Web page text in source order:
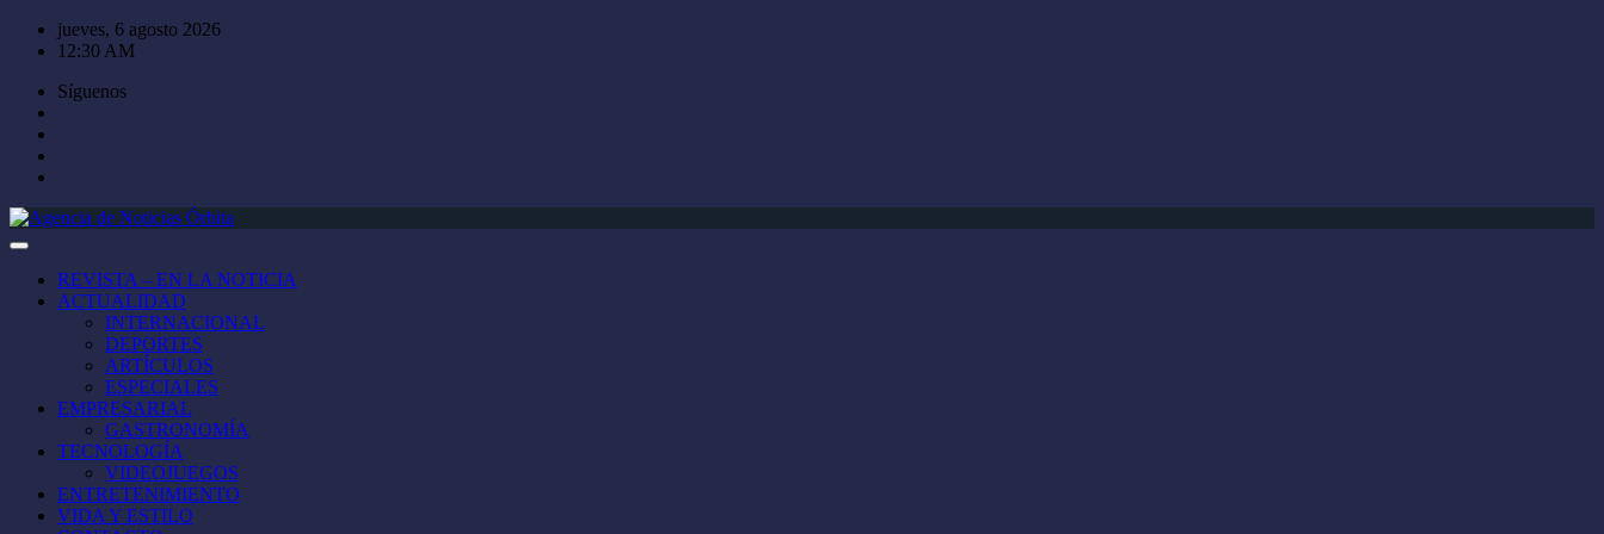
Saltar
jueves, 6 agosto 2026
12:30 AM
Síguenos
REVISTA – EN LA NOTICIA
ACTUALIDAD
INTERNACIONAL
DEPORTES
ARTÍCULOS
ESPECIALES
EMPRESARIAL
GASTRONOMÍA
TECNOLOGÍA
VIDEOJUEGOS
ENTRETENIMIENTO
VIDA Y ESTILO